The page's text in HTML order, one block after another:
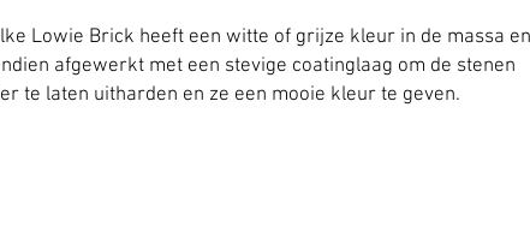
Lowie Brick heeft een witte of grijze kleur in de massa
afgewerkt met een stevige coatinglaag om de stenen
te laten uitharden en ze een mooie kleur te geven.